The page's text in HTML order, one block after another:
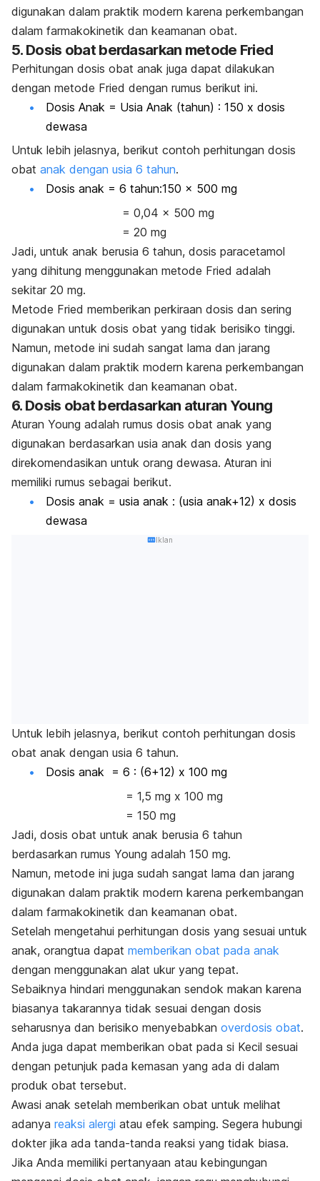
digunakan dalam praktik modern karena perkembangan
dalam farmakokinetik dan keamanan obat.
5. Dosis obat berdasarkan metode Fried
Perhitungan dosis obat anak juga dapat dilakukan
dengan metode Fried dengan rumus berikut ini.
Dosis Anak = Usia Anak (tahun)​ : 150 x dosis
dewasa
Untuk lebih jelasnya, berikut contoh perhitungan dosis
obat anak dengan usia 6 tahun.
Dosis anak = 6 tahun:150 x 500 mg
= 0,04 x 500 mg
= 20 mg
Jadi, untuk anak berusia 6 tahun, dosis paracetamol
yang dihitung menggunakan metode Fried adalah
sekitar 20 mg.
Metode Fried memberikan perkiraan dosis dan sering
digunakan untuk dosis obat yang tidak berisiko tinggi.
Namun, metode ini sudah sangat lama dan jarang
digunakan dalam praktik modern karena perkembangan
dalam farmakokinetik dan keamanan obat.
6. Dosis obat berdasarkan aturan Young
Aturan Young adalah rumus dosis obat anak yang
digunakan berdasarkan usia anak dan dosis yang
direkomendasikan untuk orang dewasa. Aturan ini
memiliki rumus sebagai berikut.
Dosis anak = usia anak : (usia anak+12) x dosis
dewasa
Iklan
Untuk lebih jelasnya, berikut contoh perhitungan dosis
obat anak dengan usia 6 tahun.
Dosis anak = 6 : (6+12) x 100 mg
= 1,5 mg x 100 mg
= 150 mg
Jadi, dosis obat untuk anak berusia 6 tahun
berdasarkan rumus Young adalah 150 mg.
Namun, metode ini juga sudah sangat lama dan jarang
digunakan dalam praktik modern karena perkembangan
dalam farmakokinetik dan keamanan obat.
Setelah mengetahui perhitungan dosis yang sesuai untuk
anak, orangtua dapat memberikan obat pada anak
dengan menggunakan alat ukur yang tepat.
Sebaiknya hindari menggunakan sendok makan karena
biasanya takarannya tidak sesuai dengan dosis
seharusnya dan berisiko menyebabkan overdosis obat.
Anda juga dapat memberikan obat pada si Kecil sesuai
dengan petunjuk pada kemasan yang ada di dalam
produk obat tersebut.
Awasi anak setelah memberikan obat untuk melihat
adanya reaksi alergi atau efek samping. Segera hubungi
dokter jika ada tanda-tanda reaksi yang tidak biasa.
Jika Anda memiliki pertanyaan atau kebingungan